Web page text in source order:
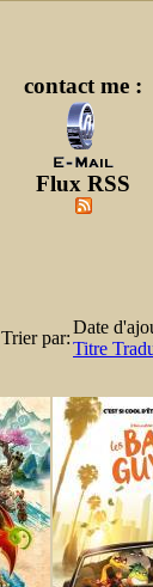
contact me :
Flux RSS
Trier par:
Date
Titre